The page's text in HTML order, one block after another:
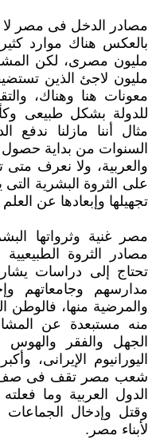
مصادر الدخل فى مصر
بالعكس هناك موارد
مليون مصرى، ‏لكن
مليون لاجئ الذين
معونات هنا وهناك،
للدولة بشكل طبيعى
مثال أننا مازلنا ندفع
‏السنوات من بداية حصول
والعربية، ولا نعرف متى
على الثروة ‏البشرية التى
تجهيلها وإبعادها عن
مصر غنية وثرواتها
مصادر الثروة
تحتاج إلى دراسات
مدارسهم وجامعاتهم
والمرضية منها،
منه مستبعدة عن
الجهل والفقر والهوس
اليورانيوم ‏الإيرانى،
شعب مصر تقف فى صف
الدول العربية وما
وقتل وإدخال الجماعات
لأبناء مصر.‏